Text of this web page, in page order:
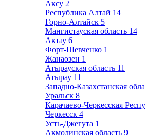
Аксу 2
Республика Алтай 14
Горно-Алтайск 5
Мангистауская область 14
Актау 6
Форт-Шевченко 1
Жанаозен 1
Атырауская область 11
Атырау 11
Западно-Казахстанская
Уральск 8
Карачаево-Черкесская
Черкесск 4
Усть-Джегута 1
Акмолинская область 9